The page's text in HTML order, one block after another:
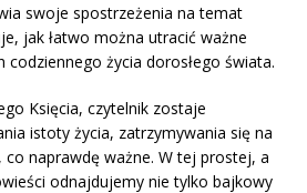
swoje spostrzeżenia na temat
jak łatwo można utracić ważne
codziennego życia dorosłego świata.
Księcia, czytelnik zostaje
istoty życia, zatrzymywania się na
naprawdę ważne. W tej prostej, a
odnajdujemy nie tylko bajkowy